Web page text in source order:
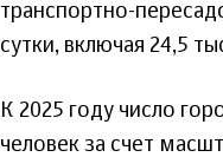
транспортно-
сутки, включая 24,5
К 2025 году число
человек за счет